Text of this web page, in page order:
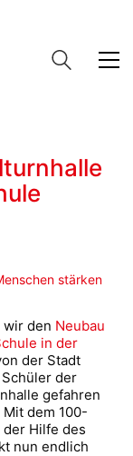
stärken
wir den Neubau
in der
der Stadt
der
gefahren
dem 100-
Hilfe des
nun endlich